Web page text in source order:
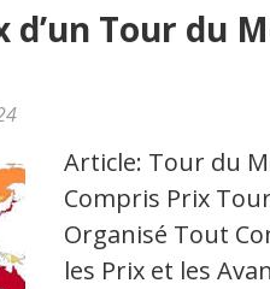
d’un Tour du
Article: Tour du
Compris Prix
Organisé Tout
les Prix et les